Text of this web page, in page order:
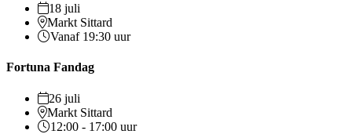
18 juli
Markt Sittard
Vanaf 19:30 uur
Fortuna Fandag
26 juli
Markt Sittard
12:00 - 17:00 uur